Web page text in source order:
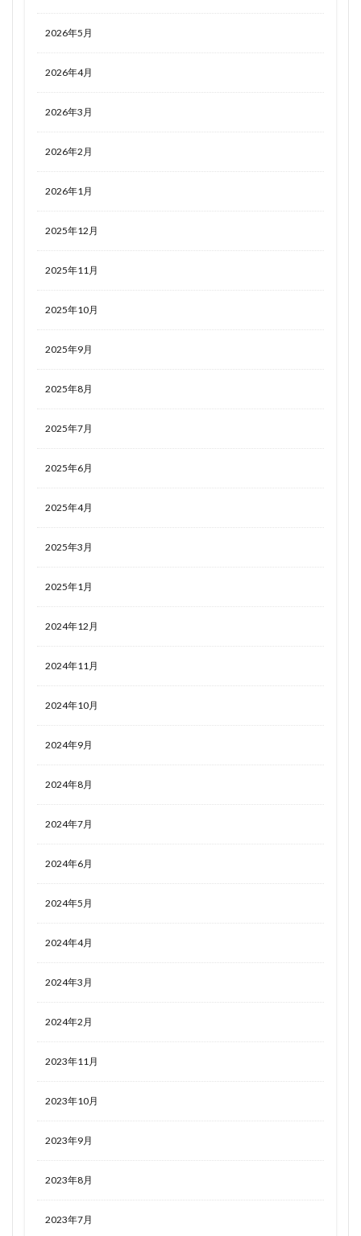
2026年5月
2026年4月
2026年3月
2026年2月
2026年1月
2025年12月
2025年11月
2025年10月
2025年9月
2025年8月
2025年7月
2025年6月
2025年4月
2025年3月
2025年1月
2024年12月
2024年11月
2024年10月
2024年9月
2024年8月
2024年7月
2024年6月
2024年5月
2024年4月
2024年3月
2024年2月
2023年11月
2023年10月
2023年9月
2023年8月
2023年7月